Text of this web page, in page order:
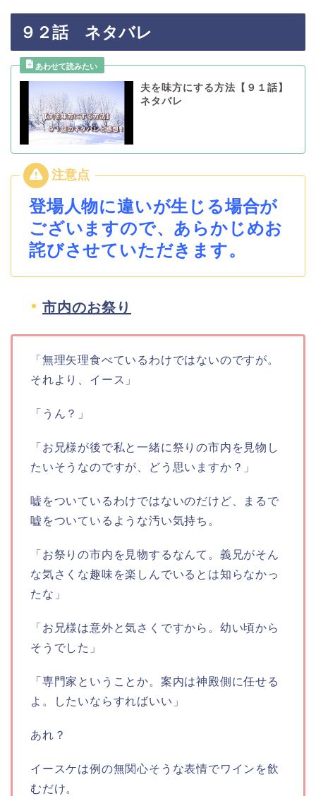
９２話 ネタバレ
夫を味方にする方法【９１話】
ネタバレ
登場人物に違いが生じる場合が
ございますので、あらかじめお
詫びさせていただきます。
市内のお祭り
「無理矢理食べているわけではないのですが。
それより、イース」
「うん？」
「お兄様が後で私と一緒に祭りの市内を見物し
たいそうなのですが、どう思いますか？」
嘘をついているわけではないのだけど、まるで
嘘をついているような汚い気持ち。
「お祭りの市内を見物するなんて。義兄がそん
な気さくな趣味を楽しんでいるとは知らなかっ
たな」
「お兄様は意外と気さくですから。幼い頃から
そうでした」
「専門家ということか。案内は神殿側に任せる
よ。したいならすればいい」
あれ？
イースケは例の無関心そうな表情でワインを飲
むだけ。